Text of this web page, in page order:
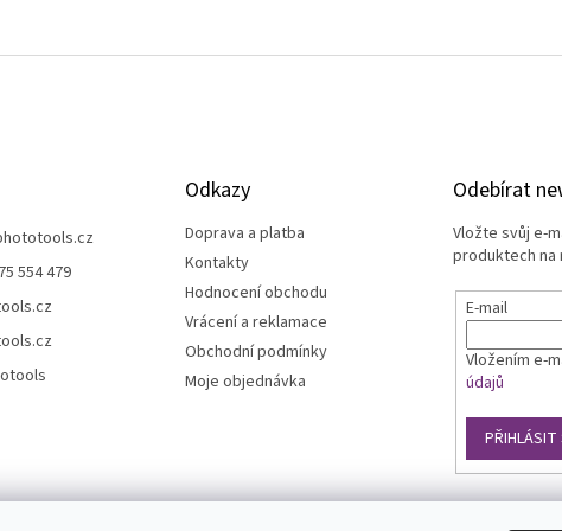
554 479
Odkazy
Doprava a platba
Kontakty
Hodnocení obchodu
Vrácení a reklamace
Obchodní podmínky
Moje objednávka
Odebírat
Vložte svůj e-
produktech na
E-mail
Vložením e-
údajů
PŘIHLÁSIT